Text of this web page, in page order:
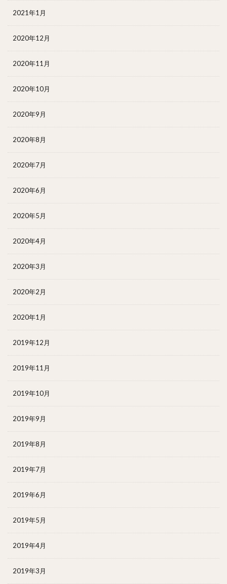
2021年1月
2020年12月
2020年11月
2020年10月
2020年9月
2020年8月
2020年7月
2020年6月
2020年5月
2020年4月
2020年3月
2020年2月
2020年1月
2019年12月
2019年11月
2019年10月
2019年9月
2019年8月
2019年7月
2019年6月
2019年5月
2019年4月
2019年3月